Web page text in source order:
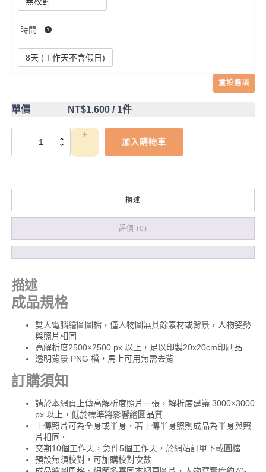
時間
重設選項
單價 NT$1.600/ 1件
E
量
加入購物車
描述
評價 (0)
描述
成品規格
雙人電腦繪圖圖檔，僅人物圖無其餘素材或背景，人物姿勢
與照片相同
高解析度2500×2500 px 以上，足以印製20x20cm印刷品
透明背景 PNG 檔，馬上可用無需去背
訂購須知
請於本網頁上傳高解析度照片一張，解析度建議 3000×3000
px 以上，低於標準將影響繪圖品質
上傳照片可為全身或半身，若上傳半身照則成品為半身與照
片相同。
交期10個工作天，急件5個工作天，於網站訂單下載圖檔
預設無須校對，可加購校對次數